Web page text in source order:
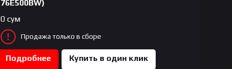
76E500BW)
0сум
Продажа только в сборе
Подробнее Купить в один клик